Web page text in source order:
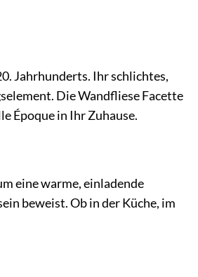
Jahrhunderts. Ihr schlichtes,
Die Wandfliese Facette
Époque in Ihr Zuhause.
eine warme, einladende
beweist. Ob in der Küche, im